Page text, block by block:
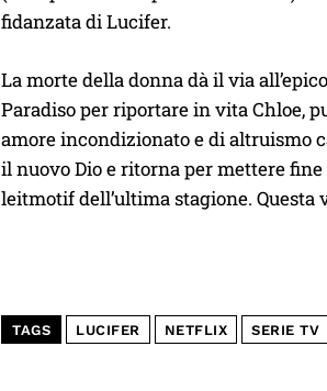
fidanzata di Lucifer.
La morte della donna dà il via
Paradiso per riportare in vita Chloe,
amore incondizionato e di altruismo
il nuovo Dio e ritorna per mettere
leitmotif dell’ultima stagione.
TAGS LUCIFER NETFLIX SERIE TV